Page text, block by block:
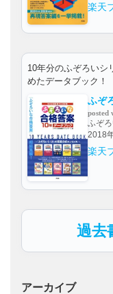
楽天
10年分のふぞろいシ
めたデータブック！
ふぞ
posted
ふぞ
2018
楽天
過去
アーカイブ